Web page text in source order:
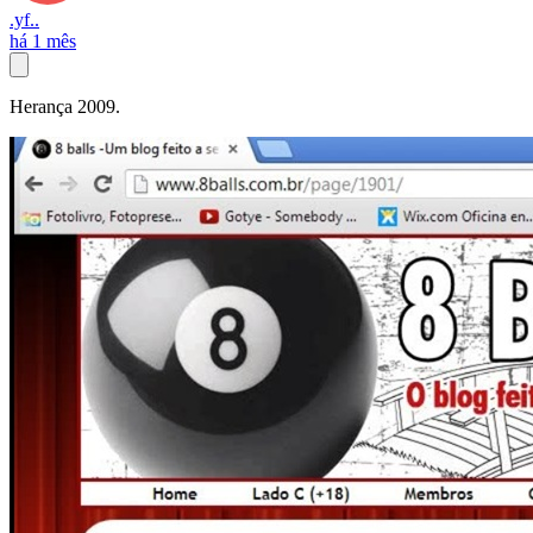
.yf..
há 1 mês
Herança 2009.